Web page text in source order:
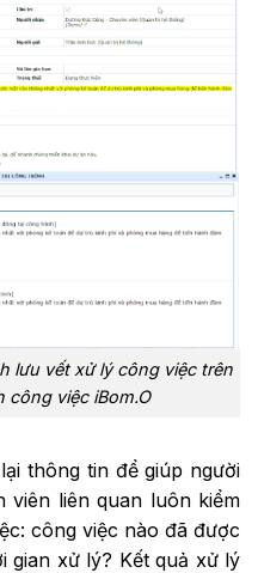
lưu vết xử lý công việc trên
công việc iBom.O
thông tin để giúp người
viên liên quan luôn kiểm
công việc nào đã được
gian xử lý? Kết quả xử lý